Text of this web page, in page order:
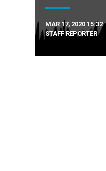
MAR 17, 2020 15:32
STAFF REPORTER